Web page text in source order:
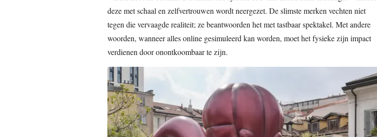
deze met schaal en zelfvertrouwen wordt neergezet. De slimste merken vechten niet
tegen die vervaagde realiteit; ze beantwoorden het met tastbaar spektakel. Met andere
woorden, wanneer alles online gesimuleerd kan worden, moet het fysieke zijn impact
verdienen door onontkoombaar te zijn.